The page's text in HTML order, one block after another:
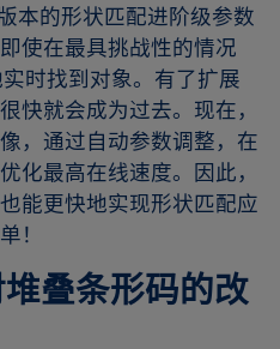
本的形状匹配进阶级参数
使在最具挑战性的情况
时找到对象。有了扩展
快就会成为过去。现在，
，通过自动参数调整，在
化最高在线速度。因此，
能更快地实现形状匹配应
！
叠条形码的改